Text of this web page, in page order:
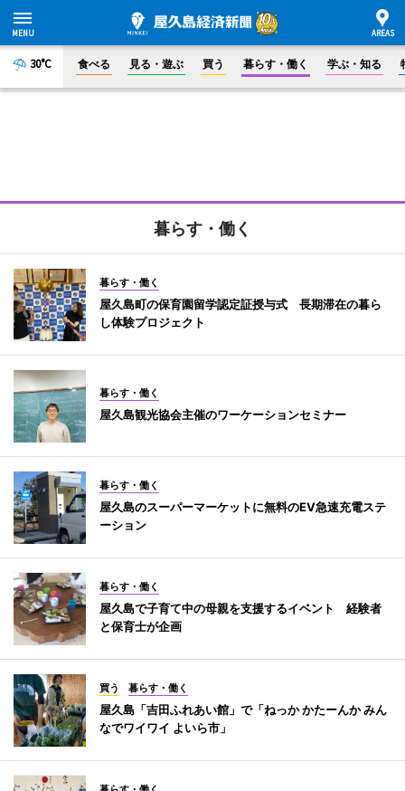
30°C 食べる 見る・遊ぶ 買う 暮らす・働く 学ぶ・知る
暮らす・働く
暮らす・働く
屋久島町の保育園留学認定証授与式 長期滞在の暮ら
し体験プロジェクト
暮らす・働く
屋久島観光協会主催のワーケーションセミナー
暮らす・働く
屋久島のスーパーマーケットに無料のEV急速充電ステ
ーション
暮らす・働く
屋久島で子育て中の母親を支援するイベント 経験者
と保育士が企画
買う 暮らす・働く
屋久島「吉田ふれあい館」で「ねっか かたーんか みん
なでワイワイ よいら市」